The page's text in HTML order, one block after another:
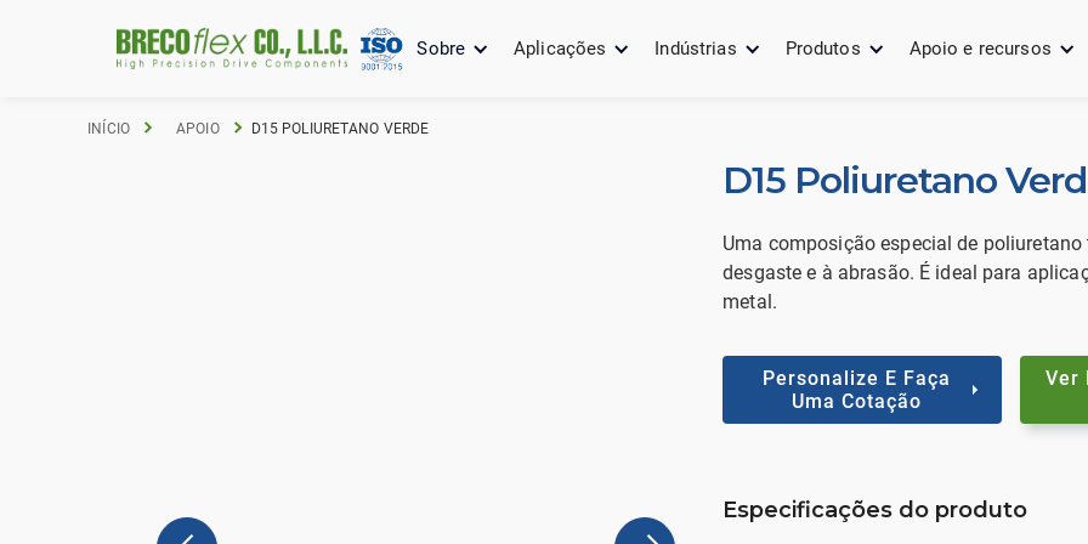
Sobre Aplicações Indústrias Produtos Apoio e recursos
INÍCIO APOIO D15 POLIURETANO VERDE
D15 Poliuretano
Uma composição especial de
desgaste e à abrasão. É ideal para
metal.
Personalize E Faça
Uma Cotação
Ver
Especificações do produto